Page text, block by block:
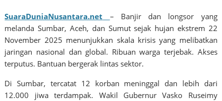
SuaraDuniaNusantara.net
– Banjir dan longsor yang
melanda Sumbar, Aceh, dan Sumut sejak hujan ekstrem 22
November 2025 menunjukkan skala krisis yang melibatkan
jaringan nasional dan global. Ribuan warga terjebak. Akses
terputus. Bantuan bergerak lintas sektor.
Di Sumbar, tercatat 12 korban meninggal dan lebih dari
12.000 jiwa terdampak. Wakil Gubernur Vasko Ruseimy